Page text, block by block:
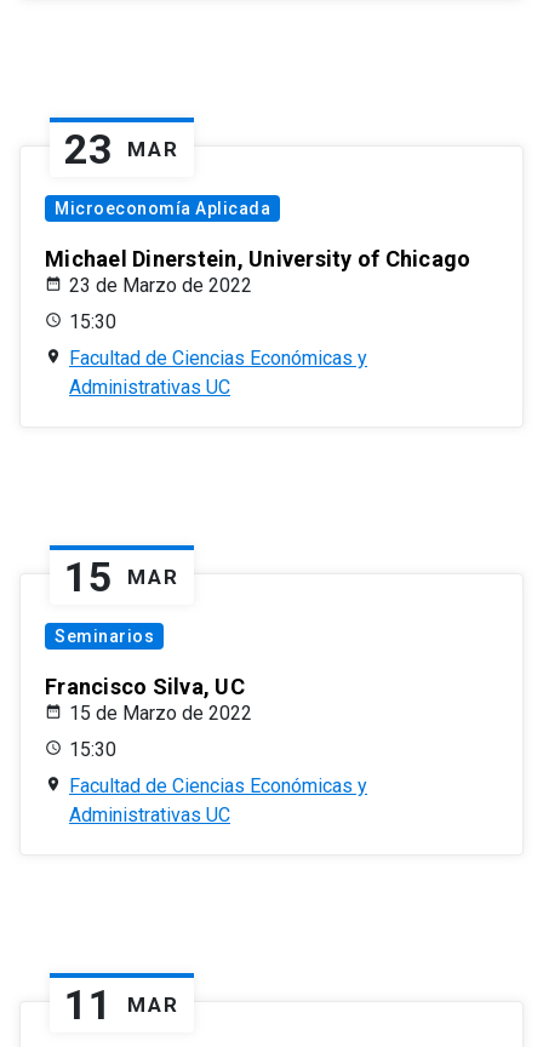
23 MAR
Microeconomía Aplicada
Michael Dinerstein, University of Chicago
23 de Marzo de 2022
15:30
Facultad de Ciencias Económicas y
Administrativas UC
15 MAR
Seminarios
Francisco Silva, UC
15 de Marzo de 2022
15:30
Facultad de Ciencias Económicas y
Administrativas UC
11 MAR